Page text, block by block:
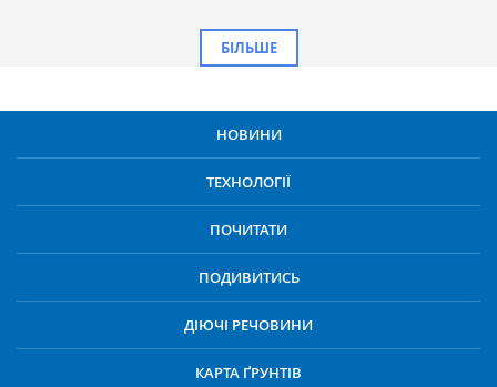
БІЛЬШЕ
НОВИНИ
ТЕХНОЛОГІЇ
ПОЧИТАТИ
ПОДИВИТИСЬ
ДІЮЧІ РЕЧОВИНИ
КАРТА ҐРУНТІВ